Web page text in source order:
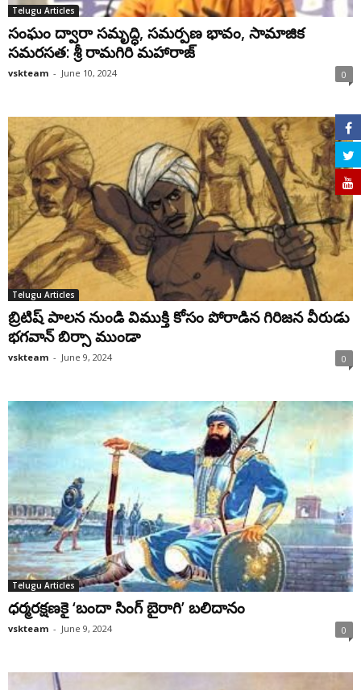
Telugu Articles
సంఘం ద్వారా సమృద్ధి, సమర్పణ భావం, సామాజిక
సమరసత: శ్రీ రామగిరి మహారాజ్‌
vskteam - June 10, 2024 0
Telugu Articles
బ్రిటిష్ పాలన నుండి విముక్తి కోసం పోరాడిన గిరిజన వీరుడు
భగవాన్ బిర్సా ముండా
vskteam - June 9, 2024 0
Telugu Articles
ధర్మరక్షణకై ‘బందా సింగ్ బైరాగి’ బలిదానం
vskteam - June 9, 2024 0